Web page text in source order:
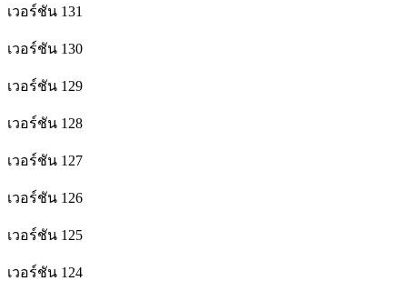
เวอร์ชัน 131
เวอร์ชัน 130
เวอร์ชัน 129
เวอร์ชัน 128
เวอร์ชัน 127
เวอร์ชัน 126
เวอร์ชัน 125
เวอร์ชัน 124